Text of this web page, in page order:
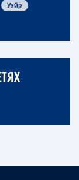
Уэйр